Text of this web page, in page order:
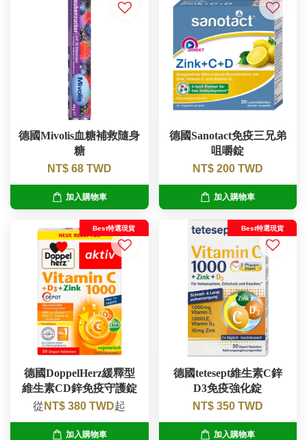
德國Mivolis血糖補救隨身
糖
NT$ 68 TWD
加入購物車
德國Sanotact免疫三兄弟
咀嚼錠
NT$ 200 TWD
加入購物車
Best特選現貨
德國DoppelHerz緩釋型
維生素CD鋅免疫守護錠
從 NT$ 380 TWD起
加入購物車
Best特選現貨
德國tetesept維生素C鋅
D3免疫強化錠
NT$ 350 TWD
加入購物車